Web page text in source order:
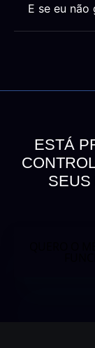
E se eu não
ESTÁ
SEUS